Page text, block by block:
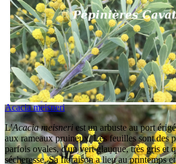
Acacia meisneri
L'Acacia meisneri est un arbuste au port
aux rameaux pruineux. Les feuilles sont des
parfois ovales, d'un vert glauque, très gris et
sécheresse. Sa floraison a lieu au printemps